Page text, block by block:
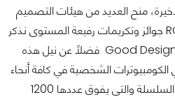
منح العديد من هيئات التصميم
الصناعي المعروفة منتجات ROG جوائز وتكريمات رفيعة المستوى نذكر
منها iF Design وRed Dot وGood Design فضلاً عن نيل هذه
الشخصية في كافة أنحاء
العالم. وتعتبر الجوائز التي نالتها السلسلة والتي يفوق عددها 1200